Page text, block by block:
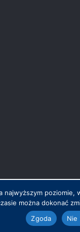
najwyższym
można dokonać
Zgoda
Nie